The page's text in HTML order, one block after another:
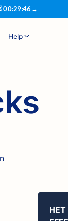
00:29:45 →
Help
HET